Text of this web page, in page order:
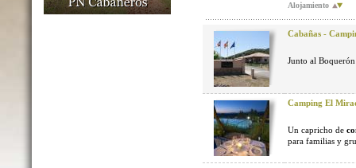
Alojamiento
Cabañas -
Junto al Boquerón
Camping El
Un capricho de
para familias y